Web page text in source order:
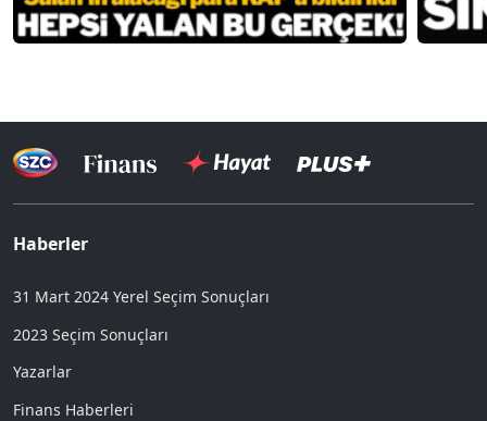
Haberler
31 Mart 2024 Yerel Seçim Sonuçları
2023 Seçim Sonuçları
Yazarlar
Finans Haberleri